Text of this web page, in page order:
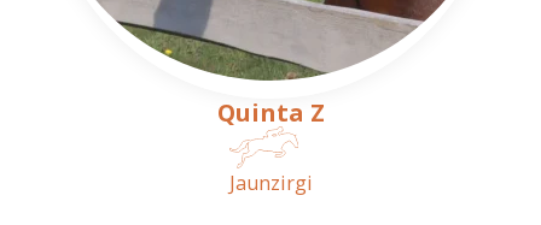
Quinta Z
Jaunzirgi